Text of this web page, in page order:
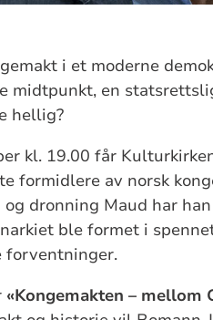
i et moderne
midtpunkt, en
hellig?
kl. 19.00 får
formidlere av norsk
og dronning Maud har
ble formet i
forventninger.
«Kongemakten – mellom